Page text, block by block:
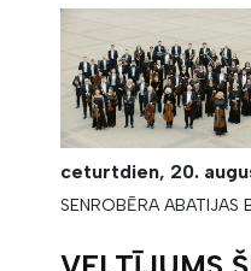
ceturtdien, 20.
SENROBĒRA ABATIJAS